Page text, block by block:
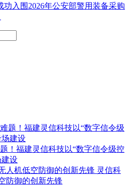
功入围2026年公安部警用装备采购
！福建灵信科技以“数字信令级控
建设
灵信科
防御的创新先锋